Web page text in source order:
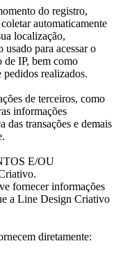
do registro,
automaticamente
localização,
para acessar o
IP, bem como
pedidos realizados.
de terceiros, como
informações
das transações e demais
E/OU
fornecer informações
a Line Design Criativo
diretamente: